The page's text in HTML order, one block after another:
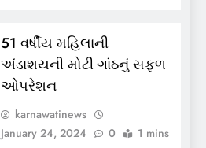
51 વર્ષીય મહિલાની
અંડાશયની મોટી ગાંઠનું સફળ
ઓપરેશન
karnawatinews
January 24, 2024
0 1 mins